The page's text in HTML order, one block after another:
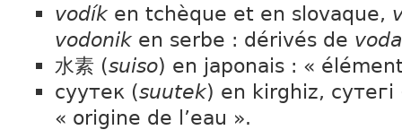
vodík en tchèque et en slovaque,
vodonik en serbe : dérivés de voda
水素 (suiso) en japonais : «
суутек (suutek) en kirghiz, сутегі
« origine de l’eau ».